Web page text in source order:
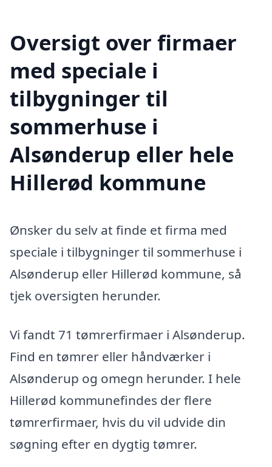
Oversigt over firmaer
med speciale i
tilbygninger til
sommerhuse i
Alsønderup eller hele
Hillerød kommune
Ønsker du selv at finde et firma med
speciale i tilbygninger til sommerhuse i
Alsønderup eller Hillerød kommune, så
tjek oversigten herunder.
Vi fandt 71 tømrerfirmaer i Alsønderup.
Find en tømrer eller håndværker i
Alsønderup og omegn herunder. I hele
Hillerød kommunefindes der flere
tømrerfirmaer, hvis du vil udvide din
søgning efter en dygtig tømrer.